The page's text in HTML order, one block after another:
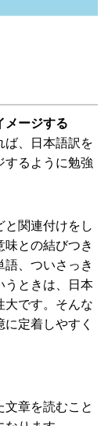
メージする
ば、日本語訳を
するように勉強
と関連付けをし
との結びつき
、ついさっき
うときは、日本
大です。そんな
定着しやすく
章を読むこと